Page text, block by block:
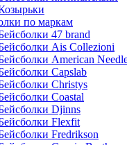
по маркам
47 brand
Ais Collezioni
American
Capslab
Christys
Coastal
Djinns
Flexfit
Fredrikson